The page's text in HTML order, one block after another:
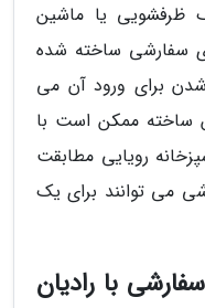
ظرفشویی یا ماشین
سفارشی ساخته شده
شدن برای ورود آن می
ساخته ممکن است با
رویایی مطابقت
می توانند برای یک
با رادیان